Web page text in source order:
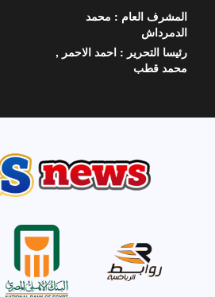
المحتوى
المشرف العام : محمد
الدمرداش
رئيسا التحرير : احمد الاحمر ,
محمد قطب